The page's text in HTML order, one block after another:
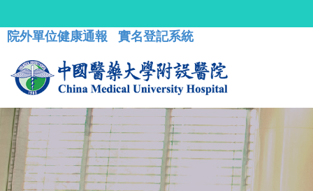
院外單位健康通報 實名登記系統